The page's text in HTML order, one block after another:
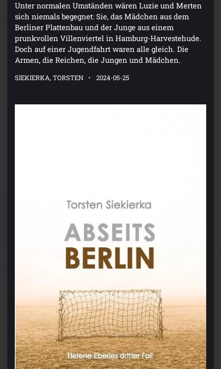
Unter normalen Umständen wären Luzie und Merten
sich niemals begegnet: Sie, das Mädchen aus dem
Berliner Plattenbau und der Junge aus einem
prunkvollen Villenviertel in Hamburg-Harvestehude.
Doch auf einer Jugendfahrt waren alle gleich. Die
Armen, die Reichen, die Jungen und Mädchen.
SIEKIERKA, TORSTEN 2024-05-25